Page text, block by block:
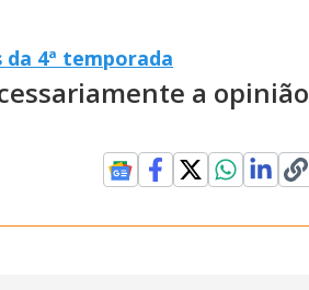
4ª temporada
a opinião